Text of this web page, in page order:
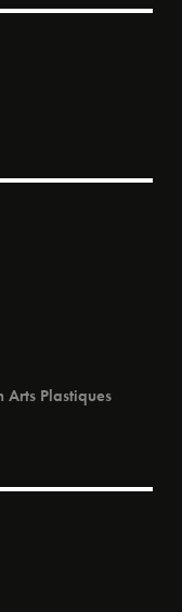
Arts Plastiques